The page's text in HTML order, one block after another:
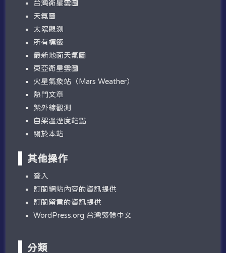
台灣衛星雲圖
天氣圖
太陽觀測
所有標籤
最新地面天氣圖
東亞衛星雲圖
火星氣象站（Mars Weather）
熱門文章
紫外線觀測
自架溫溼度站點
關於本站
其他操作
登入
訂閱網站內容的資訊提供
訂閱留言的資訊提供
WordPress.org 台灣繁體中文
分類